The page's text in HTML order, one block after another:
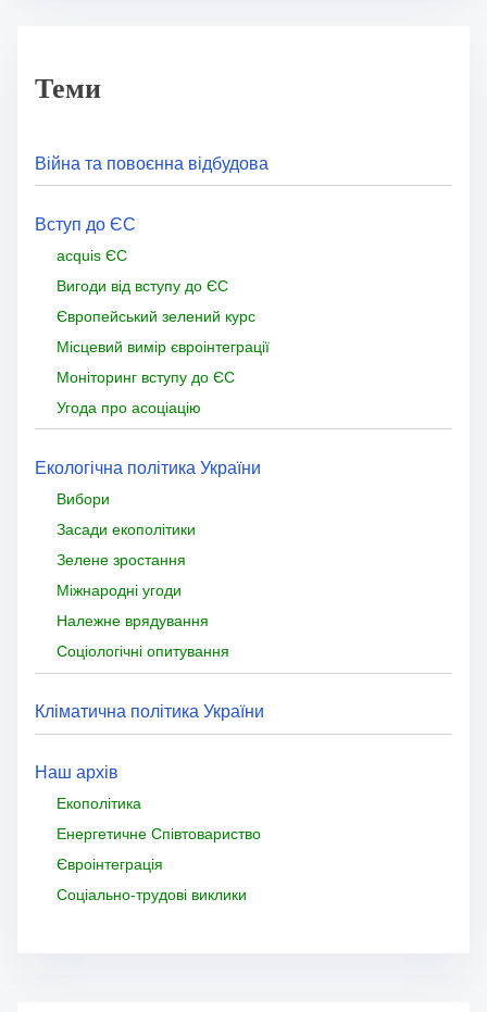
Теми
Війна та повоєнна відбудова
Вступ до ЄС
acquis ЄС
Вигоди від вступу до ЄС
Європейський зелений курс
Місцевий вимір євроінтеграції
Моніторинг вступу до ЄС
Угода про асоціацію
Екологічна політика України
Вибори
Засади екополітики
Зелене зростання
Міжнародні угоди
Належне врядування
Соціологічні опитування
Кліматична політика України
Наш архів
Екополітика
Енергетичне Співтовариство
Євроінтеграція
Соціально-трудові виклики